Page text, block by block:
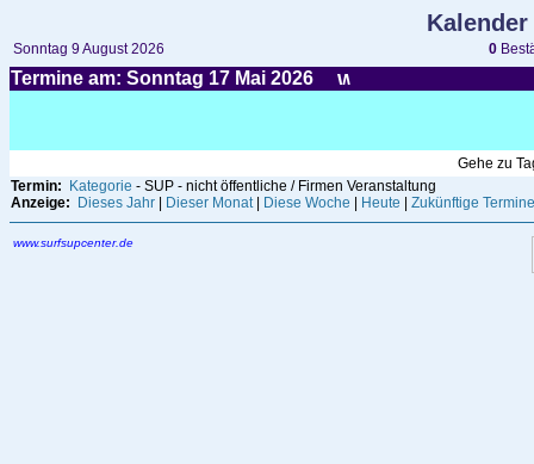
Sonntag 9 August 2026 0
Termine am: Sonntag 17 Mai 2026
Gehe zu
Termin:
Kategorie - SUP - nicht öffentliche / Firmen Veranstaltung
Anzeige:
Dieses Jahr Dieser Monat| Diese Woche Heute Zukünftige Termine
www.surfsupcenter.de